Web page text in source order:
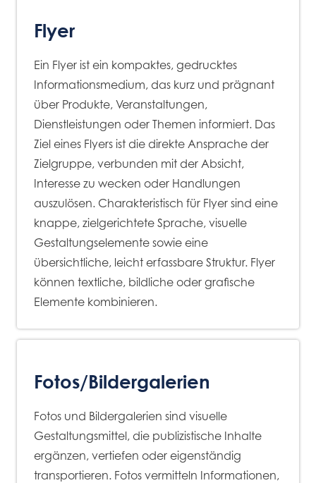
Flyer
Ein Flyer ist ein kompaktes, gedrucktes
Informationsmedium, das kurz und prägnant
über Produkte, Veranstaltungen,
Dienstleistungen oder Themen informiert. Das
Ziel eines Flyers ist die direkte Ansprache der
Zielgruppe, verbunden mit der Absicht,
Interesse zu wecken oder Handlungen
auszulösen. Charakteristisch für Flyer sind eine
knappe, zielgerichtete Sprache, visuelle
Gestaltungselemente sowie eine
übersichtliche, leicht erfassbare Struktur. Flyer
können textliche, bildliche oder grafische
Elemente kombinieren.
Fotos/Bildergalerien
Fotos und Bildergalerien sind visuelle
Gestaltungsmittel, die publizistische Inhalte
ergänzen, vertiefen oder eigenständig
transportieren. Fotos vermitteln Informationen,